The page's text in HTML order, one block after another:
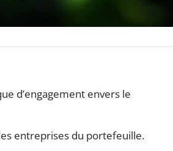
d’engagement envers le
entreprises du portefeuille.